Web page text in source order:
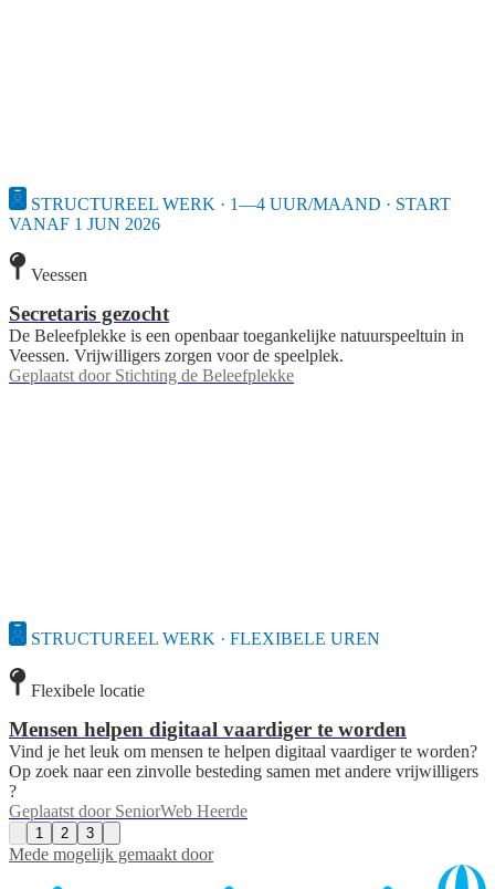
STRUCTUREEL WERK · 1—4 UUR/MAAND · START
VANAF 1 JUN 2026
Veessen
Secretaris gezocht
De Beleefplekke is een openbaar toegankelijke natuurspeeltuin in
Veessen. Vrijwilligers zorgen voor de speelplek.
Geplaatst door Stichting de Beleefplekke
STRUCTUREEL WERK · FLEXIBELE UREN
Flexibele locatie
Mensen helpen digitaal vaardiger te worden
Vind je het leuk om mensen te helpen digitaal vaardiger te worden?
Op zoek naar een zinvolle besteding samen met andere vrijwilligers
?
Geplaatst door SeniorWeb Heerde
1 2 3
Mede mogelijk gemaakt door